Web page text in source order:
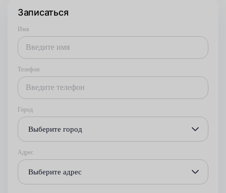
Записаться
Имя
Телефон
Город
Выберите город
Адрес
Выберите адрес